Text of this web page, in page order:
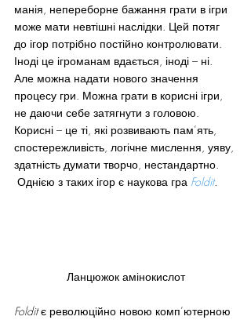
манія, непереборне бажання грати в ігри
може мати невтішні наслідки. Цей потяг
до ігор потрібно постійно контролювати.
Іноді це ігроманам вдається, іноді – ні.
Але можна надати нового значення
процесу гри. Можна грати в корисні ігри,
не даючи себе затягнути з головою.
Корисні – це ті, які розвивають пам’ять,
спостережливість, логічне мислення, уяву,
здатність думати творчо, нестандартно.
Однією з таких ігор є наукова гра Foldit.
Ланцюжок амінокислот
Foldit є революційно новою комп’ютерною